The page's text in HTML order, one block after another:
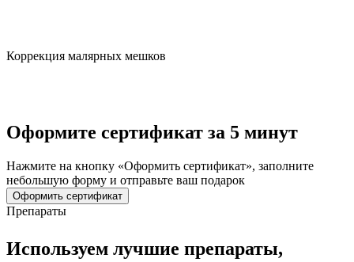
Коррекция малярных мешков
Оформите сертификат за 5 минут
Нажмите на кнопку «Оформить сертификат», заполните
небольшую форму и отправьте ваш подарок
Оформить сертификат
Препараты
Используем лучшие препараты,